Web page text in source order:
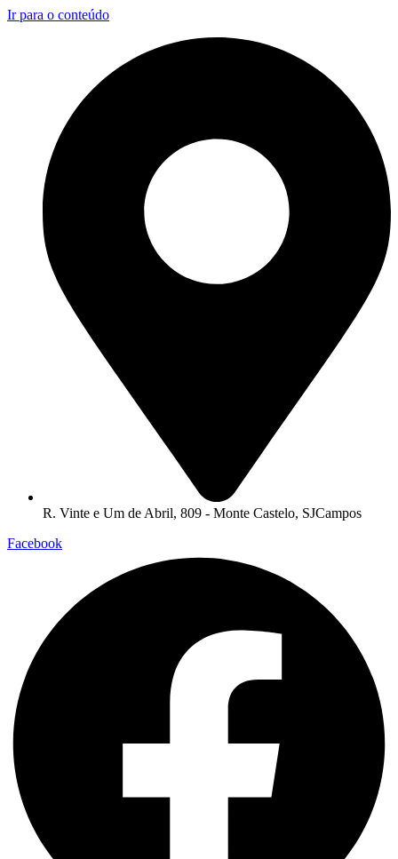
Ir para o conteúdo
R. Vinte e Um de Abril, 809 - Monte Castelo, SJCampos
Facebook